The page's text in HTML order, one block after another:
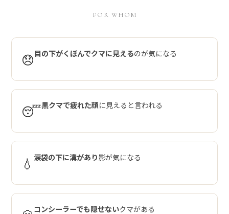
FOR WHOM
😞 目の下がくぼんでクマに見えるのが気になる
😴黒クマで疲れた顔に見えると言われる
💧 涙袋の下に溝があり影が気になる
コンシーラーでも隠せないクマがある